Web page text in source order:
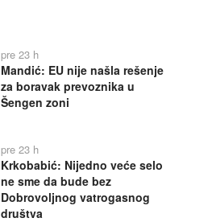
pre 23 h
Mandić: EU nije našla rešenje
za boravak prevoznika u
Šengen zoni
pre 23 h
Krkobabić: Nijedno veće selo
ne sme da bude bez
Dobrovoljnog vatrogasnog
društva